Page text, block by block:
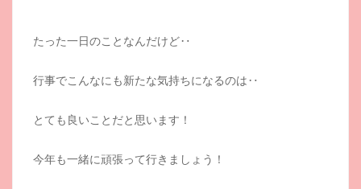
たった一日のことなんだけど‥
行事でこんなにも新たな気持ちになるのは‥
とても良いことだと思います！
今年も一緒に頑張って行きましょう！